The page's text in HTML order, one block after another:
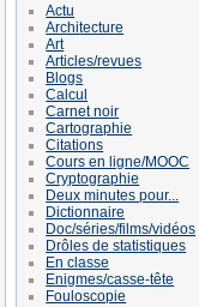
Actu
Architecture
Art
Articles/revues
Blogs
Calcul
Carnet noir
Cartographie
Citations
Cours en ligne/MOOC
Cryptographie
Deux minutes pour...
Dictionnaire
Doc/séries/films/vidéos
Drôles de statistiques
En classe
Enigmes/casse-tête
Fouloscopie